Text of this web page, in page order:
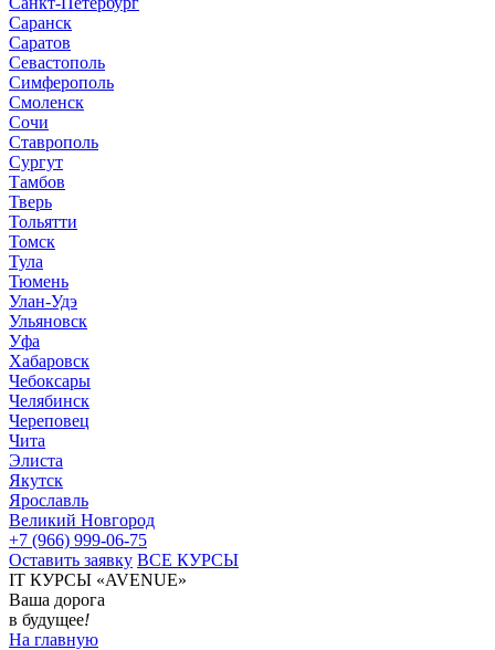
Саранск
Саратов
Севастополь
Симферополь
Смоленск
Сочи
Ставрополь
Сургут
Тамбов
Тверь
Тольятти
Томск
Тула
Тюмень
Улан-Удэ
Ульяновск
Уфа
Хабаровск
Чебоксары
Челябинск
Череповец
Чита
Элиста
Якутск
Ярославль
Великий Новгород
+7 (966) 999-06-75
Оставить заявку ВСЕ КУРСЫ
IT КУРСЫ «AVENUE»
Ваша дорога
в будущее!
На главную